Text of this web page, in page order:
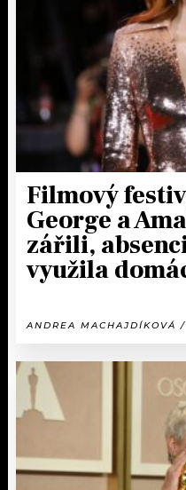
KALENDÁŘ
VIP
MIX
OSTATNÍ
JAK NALADIT
Filmový
George a
zářili,
využila
ANDREA MACHAJDÍKOVÁ